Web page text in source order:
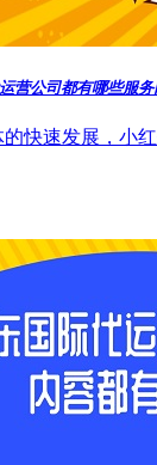
营公司都有哪些服务
的快速发展，小